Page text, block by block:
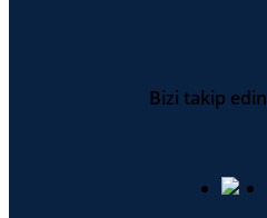
Bizi takip edin